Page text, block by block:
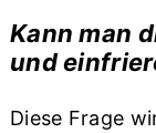
Kann man
und
Diese Frage